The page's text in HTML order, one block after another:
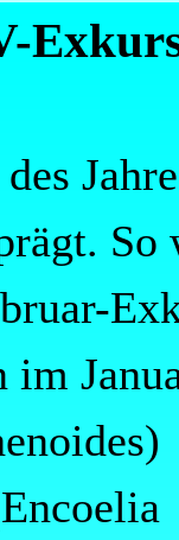
So